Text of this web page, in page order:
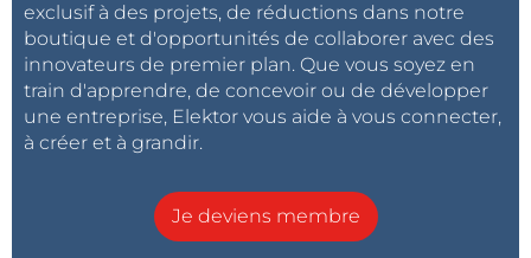
exclusif à des projets, de réductions dans notre
boutique et d'opportunités de collaborer avec des
innovateurs de premier plan. Que vous soyez en
train d'apprendre, de concevoir ou de développer
une entreprise, Elektor vous aide à vous connecter,
à créer et à grandir.
Je deviens membre